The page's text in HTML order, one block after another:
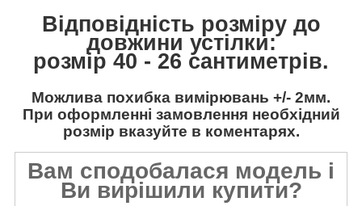
Відповідність розміру до
довжини устілки:
розмір 40 - 26 сантиметрів.
Можлива похибка вимірювань +/- 2мм.
При оформленні замовлення необхідний
розмір вказуйте в коментарях.
Вам сподобалася модель і
Ви вирішили купити?